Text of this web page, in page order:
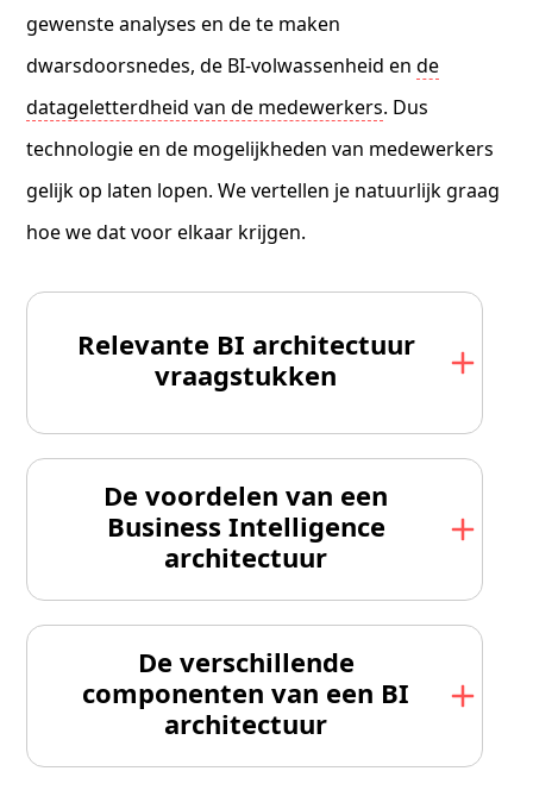
gewenste analyses en de te maken
dwarsdoorsnedes, de BI-volwassenheid ende
datageletterdheid van de medewerkers. Dus
technologie en de mogelijkheden van medewerkers
gelijk op laten lopen. We vertellen je natuurlijk graag
hoe we dat voor elkaar krijgen.
Relevante BI architectuur
vraagstukken
De voordelen van een
Business Intelligence
architectuur
De verschillende
componenten van een BI
architectuur